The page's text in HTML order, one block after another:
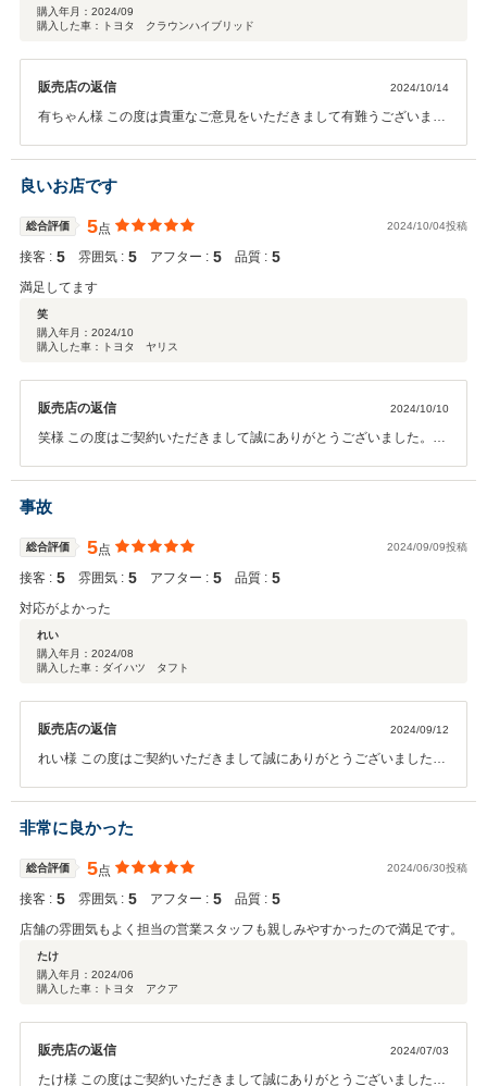
購入年月： 2024/09
購入した車：トヨタ クラウンハイブリッド
販売店の返信 2024/10/14
有ちゃん様 この度は貴重なご意見をいただきまして有難うございま
た。頂いたご意見をもとに、今後は従業員のお客様に対する態度や、
お電話の応対の仕方などを、徹底して改善していきたいと思います。
点検・車検等の機会には、ぜひまた弊社へお越しくださいませ。今後
とも宜しくお願い致します。
良いお店です
総合評価 5点 2024/10/04投稿
接客 : 5 雰囲気 : 5 アフター : 5 品質 : 5
満足してます
笑
購入年月： 2024/10
購入した車：トヨタ ヤリス
販売店の返信 2024/10/10
笑様 この度はご契約いただきまして誠にありがとうございました。そ
ただきまして、社員一同心から感謝しております。何かお困りの際は
ぜひお気軽にお立ち寄りください。 今後とも、どうぞ宜しくお願い致
事故
総合評価 5点 2024/09/09投稿
接客 : 5 雰囲気 : 5 アフター : 5 品質 : 5
対応がよかった
れい
購入年月： 2024/08
購入した車：ダイハツ タフト
販売店の返信 2024/09/12
れい様 この度はご契約いただきまして誠にありがとうございました。
いただき、社員一同心から感謝しております。 何かお困りの際はぜひ
お気軽にお立ち寄りください。 今後とも、どうぞよろしくお願いいた
非常に良かった
総合評価 5点 2024/06/30投稿
接客 : 5 雰囲気 : 5 アフター : 5 品質 : 5
店舗の雰囲気もよく担当の営業スタッフも親しみやすかったので満足です。
たけ
購入年月： 2024/06
購入した車：トヨタ アクア
販売店の返信 2024/07/03
たけ様 この度はご契約いただきまして誠にありがとうございました。